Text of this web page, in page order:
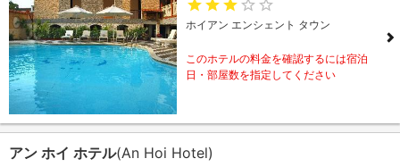
ホイアン エンシェント タウン
このホテルの料金を確認するには宿泊
日・部屋数を指定してください
アン ホイ ホテル(An Hoi Hotel)